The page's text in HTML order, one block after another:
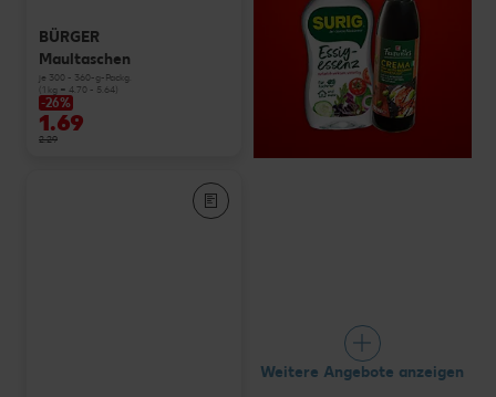
BÜRGER
Maultaschen
je 300 - 360-g-Packg.
(1 kg = 4.70 - 5.64)
-26%
1.69
2.29
Weitere Angebote anzeigen